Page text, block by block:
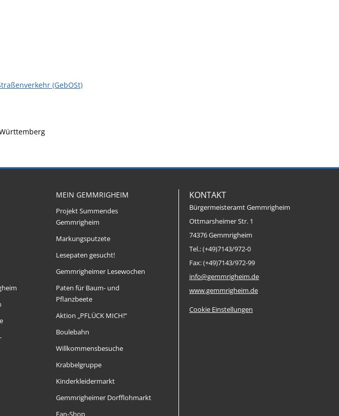
(GebOSt)
MEIN GEMMRIGHEIM
Projekt Summendes
Gemmrigheim
Markungsputzete
Lesepaten gesucht!
Gemmrigheimer Lesewochen
Paten für Baum- und
Pflanzbeete
Aktion „PFLÜCK MICH!“
Boulebahn
Willkommensbesuche
Krabbelgruppe
Kinderkleidermarkt
Gemmrigheimer Dorfflohmarkt
Fan-Shop
KONTAKT
Bürgermeisteramt Gemmrigheim
Ottmarsheimer Str. 1
74376 Gemmrigheim
Tel.: (+49)7143/972-0
Fax: (+49)7143/972-99
info@gemmrigheim.de
www.gemmrigheim.de
Cookie Einstellungen